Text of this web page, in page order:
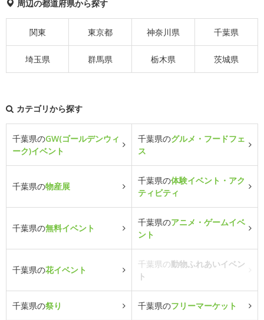
周辺の都道府県から探す
関東 東京都 神奈川県 千葉県
埼玉県 群馬県 栃木県 茨城県
カテゴリから探す
千葉県のGW(ゴールデンウィ
ーク)イベント
千葉県のグルメ・フードフェ
ス
千葉県の物産展
千葉県の体験イベント・アク
ティビティ
千葉県の無料イベント
千葉県のアニメ・ゲームイベ
ント
千葉県の花イベント
千葉県の動物ふれあいイベン
ト
千葉県の祭り 千葉県のフリーマーケット